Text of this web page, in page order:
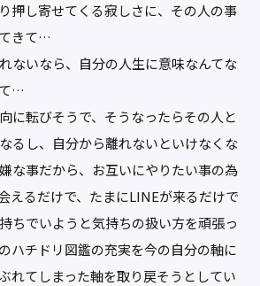
押し寄せてくる寂しさに、その人の事
きて…
ないなら、自分の人生に意味なんてな
…
に転びそうで、そうなったらその人と
るし、自分から離れないといけなくな
な事だから、お互いにやりたい事の為
えるだけで、たまにLINEが来るだけで
ちでいようと気持ちの扱い方を頑張っ
ハチドリ図鑑の充実を今の自分の軸に
れてしまった軸を取り戻そうとしてい